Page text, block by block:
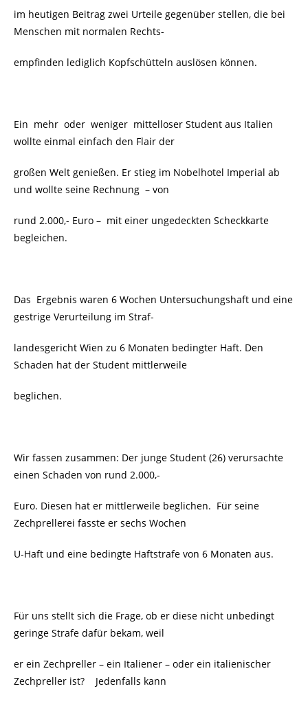
im heutigen Beitrag zwei Urteile gegenüber stellen, die bei
Menschen mit normalen Rechts-
empfinden lediglich Kopfschütteln auslösen können.
Ein mehr oder weniger mittelloser Student aus Italien
wollte einmal einfach den Flair der
großen Welt genießen. Er stieg im Nobelhotel Imperial ab
und wollte seine Rechnung – von
rund 2.000,- Euro – mit einer ungedeckten Scheckkarte
begleichen.
Das Ergebnis waren 6 Wochen Untersuchungshaft und eine
gestrige Verurteilung im Straf-
landesgericht Wien zu 6 Monaten bedingter Haft. Den
Schaden hat der Student mittlerweile
beglichen.
Wir fassen zusammen: Der junge Student (26) verursachte
einen Schaden von rund 2.000,-
Euro. Diesen hat er mittlerweile beglichen. Für seine
Zechprellerei fasste er sechs Wochen
U-Haft und eine bedingte Haftstrafe von 6 Monaten aus.
Für uns stellt sich die Frage, ob er diese nicht unbedingt
geringe Strafe dafür bekam, weil
er ein Zechpreller – ein Italiener – oder ein italienischer
Zechpreller ist?
Jedenfalls kann